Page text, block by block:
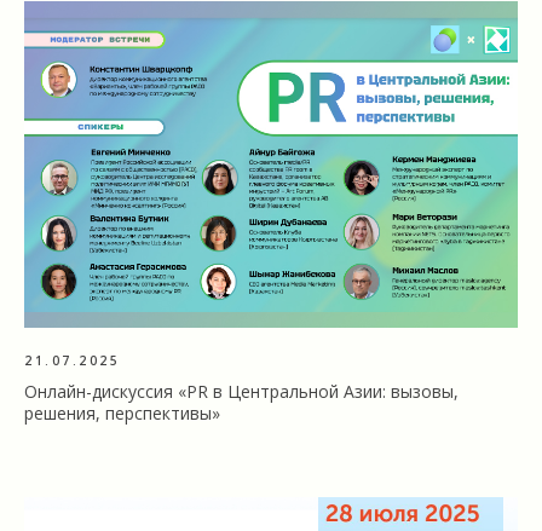
21.07.2025
Онлайн-дискуссия «PR в Центральной Азии: вызовы,
решения, перспективы»